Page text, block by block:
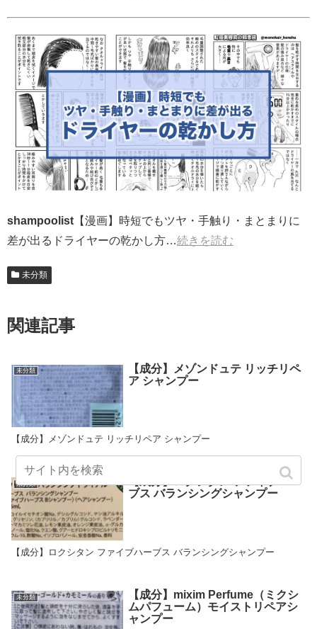
shampoolist 【漫画】時短でもツヤ・手触り・まとまりに
差が出るドライヤーの乾かし方…続きを読む
未分類
関連記事
未分類
【成分】メゾンドュテ リッチリペ
ア シャンプー
【成分】メゾンドュテ リッチリペア シャンプー
未分類
【成分】ロクシタン ファイブハー
ブス バランシングシャンプー
【成分】ロクシタン ファイブハーブス バランシングシャンプー
未分類
【成分】mixim Perfume（ミクシ
ムパフューム）モイストリペアシ
ャンプー